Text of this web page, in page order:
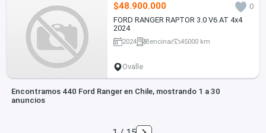
$48.900.000
0
FORD RANGER RAPTOR 3.0 V6 AT 4x4
2024
2024 Bencina 45000 km
Ovalle
Encontramos 440 Ford Ranger en Chile, mostrando 1 a 30
anuncios